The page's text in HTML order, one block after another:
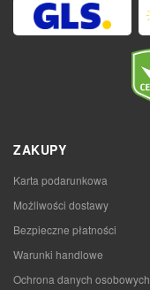
ZAKUPY
Karta podarunkowa
Możliwości dostawy
Bezpieczne płatności
Warunki handlowe
Ochrona danych osobowych